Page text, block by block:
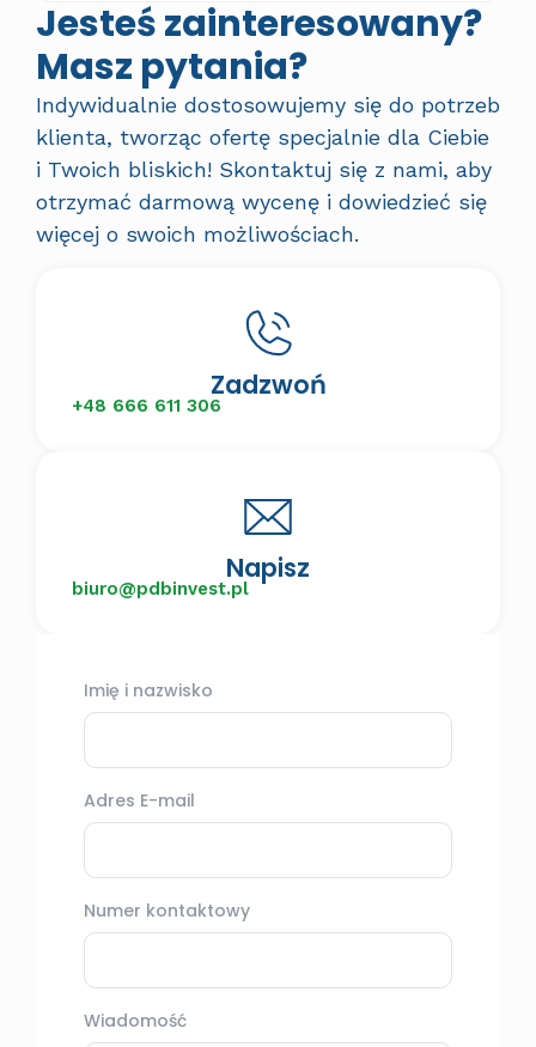
Jesteś zainteresowany?
Masz pytania?
Indywidualnie dostosowujemy się do potrzeb
klienta, tworząc ofertę specjalnie dla Ciebie
i Twoich bliskich! Skontaktuj się z nami, aby
otrzymać darmową wycenę i dowiedzieć się
więcej o swoich możliwościach.
Zadzwoń
+48 666 611 306
Napisz
biuro@pdbinvest.pl
Imię i nazwisko
Adres E-mail
Numer kontaktowy
Wiadomość